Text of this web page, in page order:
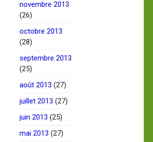
novembre 2013
(26)
octobre 2013
(28)
septembre 2013
(25)
août 2013 (27)
juillet 2013 (27)
juin 2013 (25)
mai 2013 (27)